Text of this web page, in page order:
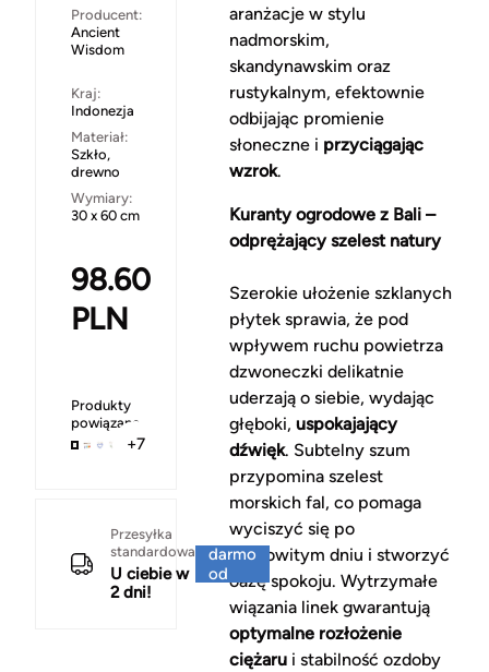
Producent:
Ancient
Wisdom
Kraj:
Indonezja
Materiał:
Szkło,
drewno
Wymiary:
30 x 60 cm
98.60
PLN
Produkty
powiązane
+7
Przesyłka
standardowa
U ciebie w
2 dni!
darmo
od
150 zł
aranżacje w stylu
nadmorskim,
skandynawskim oraz
rustykalnym, efektownie
odbijając promienie
słoneczne i przyciągając
wzrok.
Kuranty ogrodowe z Bali –
odprężający szelest natury
Szerokie ułożenie szklanych
płytek sprawia, że pod
wpływem ruchu powietrza
dzwoneczki delikatnie
uderzają o siebie, wydając
głęboki, uspokajający
dźwięk. Subtelny szum
przypomina szelest
morskich fal, co pomaga
wyciszyć się po
pracowitym dniu i stworzyć
oazę spokoju. Wytrzymałe
wiązania linek gwarantują
optymalne rozłożenie
ciężarui stabilność ozdoby